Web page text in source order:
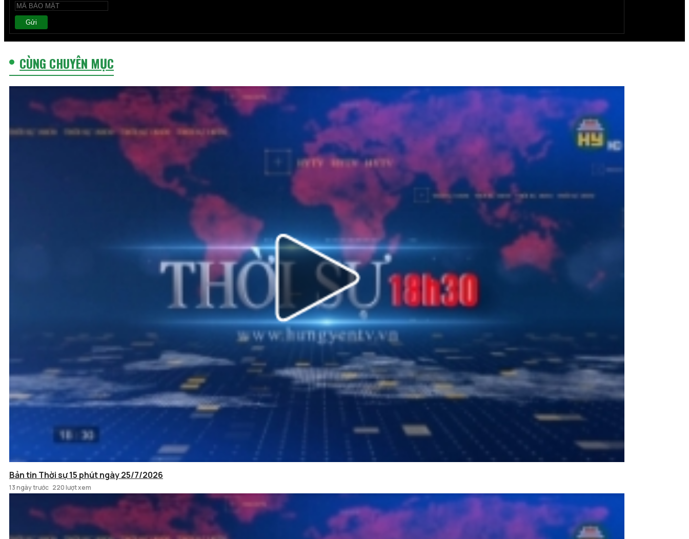
Gửi
CÙNG CHUYÊN MỤC
Bản tin Thời sự 15 phút ngày 25/7/2026
13 ngày trước 220 lượt xem